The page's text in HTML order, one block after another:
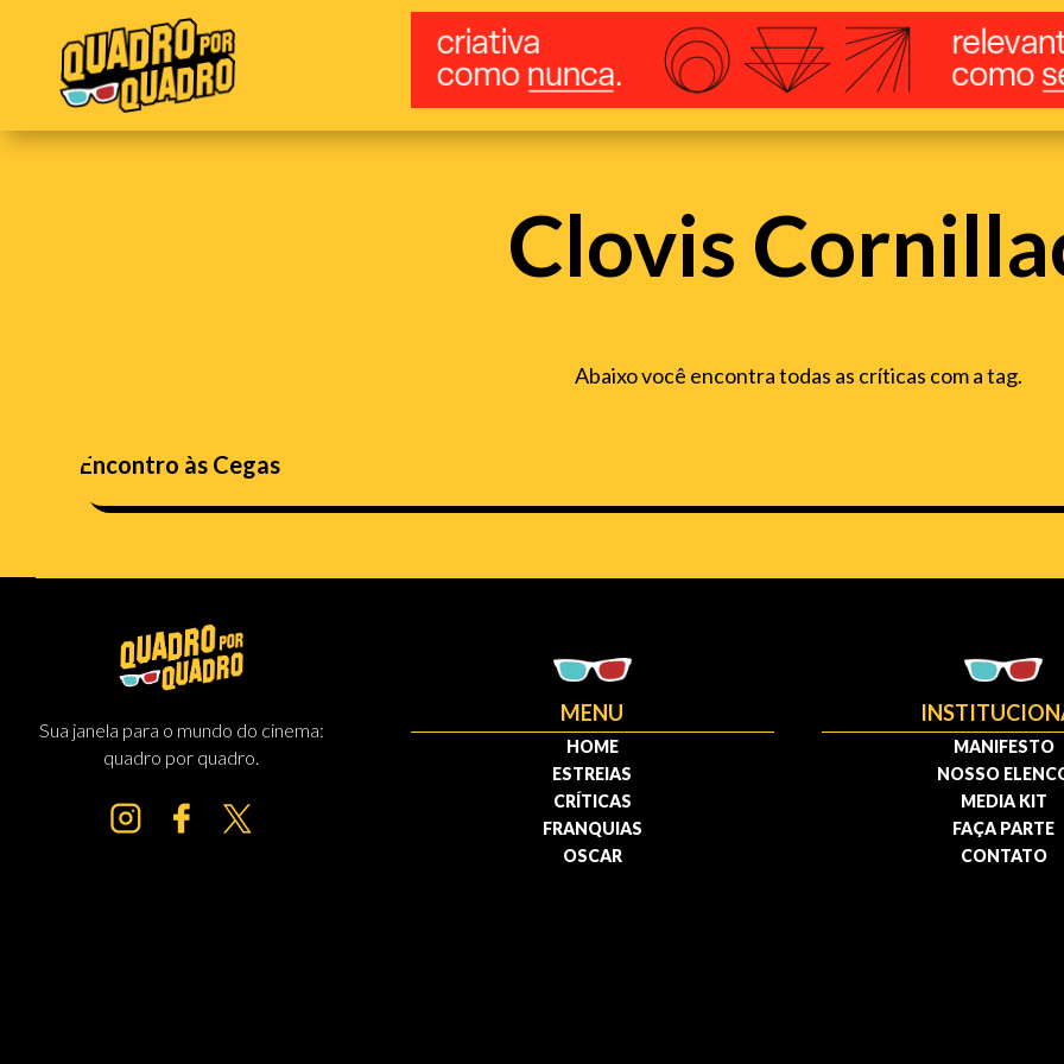
Clovis
Abaixo você encontra todas as críticas com a tag.
Encontro às Cegas
Sua janela para o mundo do cinema:
quadro por quadro.
MENU
HOME
ESTREIAS
CRÍTICAS
FRANQUIAS
OSCAR
MANIFESTO
NOSSO
MEDIA KIT
FAÇA PARTE
CONTATO